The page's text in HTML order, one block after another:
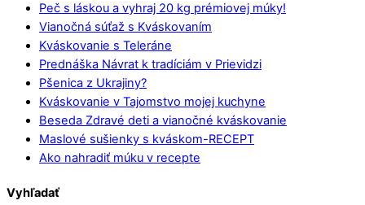
Peč s láskou a vyhraj 20 kg prémiovej múky!
Vianočná súťaž s Kváskovaním
Kváskovanie s Teleráne
Prednáška Návrat k tradíciám v Prievidzi
Pšenica z Ukrajiny?
Kváskovanie v Tajomstvo mojej kuchyne
Beseda Zdravé deti a vianočné kváskovanie
Maslové sušienky s kváskom-RECEPT
Ako nahradiť múku v recepte
Vyhľadať